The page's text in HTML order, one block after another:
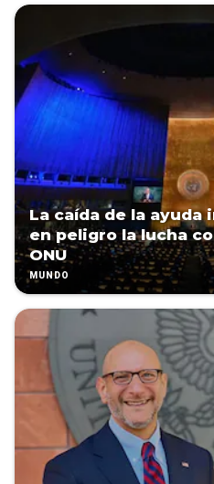
La caída de la
en peligro la lucha
ONU
MUNDO